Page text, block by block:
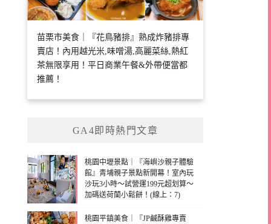
苗栗市美食｜『花鳥豬排』熟成炸豬排專
賣店！內用越光米,味噌湯,高麗菜絲,熱紅
茶無限享用！平日商業午餐&外帶便當都
推薦！
GA4即時熱門文章
桃園中壢景點｜『海嶼沙親子體驗
館』青埔親子景點新開幕！室內玩
沙玩3小時～試營運199元超划算～
加碼送荷蘭小鬆餅！(線上：7)
桃園平鎮美食｜『JP鹹酥雞專賣